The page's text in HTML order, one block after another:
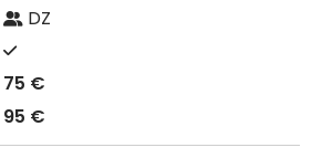
DZ
75 €
95 €